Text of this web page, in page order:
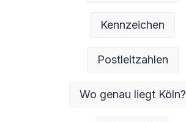
Kennzeichen
Postleitzahlen
Wo genau liegt Köln?